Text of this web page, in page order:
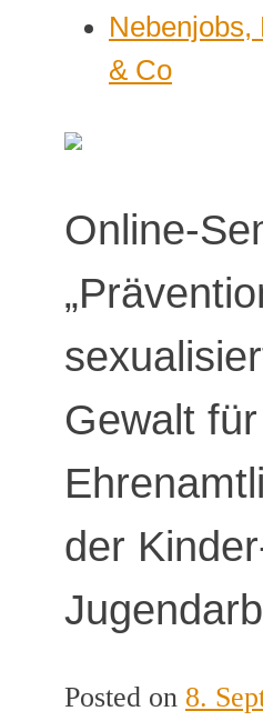
Nebenjobs,
& Co
Online-
Gewalt für
der
Posted on 8.